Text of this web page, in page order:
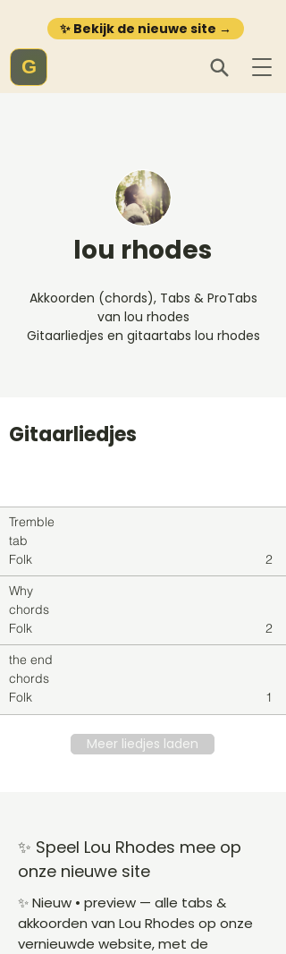
✨ Bekijk de nieuwe site →
G
lou rhodes
Akkoorden (chords), Tabs & ProTabs
van lou rhodes
Gitaarliedjes en gitaartabs lou rhodes
Gitaarliedjes
Tremble
tab
Folk
2
Why
chords
Folk
2
the end
chords
Folk
1
Meer liedjes laden
✨ Speel Lou Rhodes mee op
onze nieuwe site
✨ Nieuw • preview — alle tabs &
akkoorden van Lou Rhodes op onze
vernieuwde website, met de